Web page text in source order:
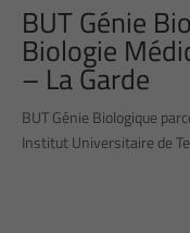
BUT Génie
Biologie
– La Garde
BUT Génie Biologique
Institut Universitaire de